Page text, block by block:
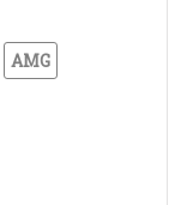
AMG